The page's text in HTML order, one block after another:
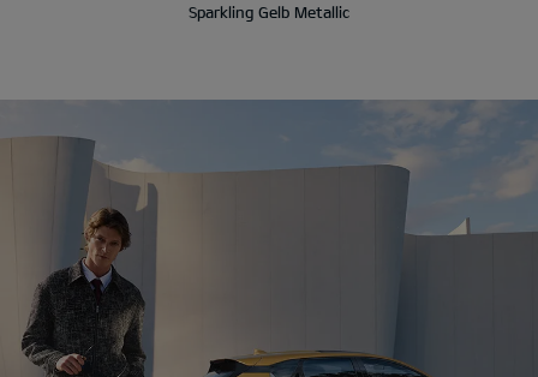
Sparkling Gelb Metallic